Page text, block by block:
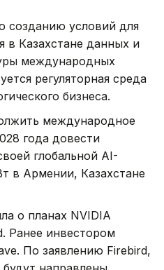
созданию условий для
в Казахстане данных и
международных
регуляторная среда
бизнеса.
международное
года довести
глобальной AI-
в Армении, Казахстане
о планах NVIDIA
Ранее инвестором
По заявлению Firebird,